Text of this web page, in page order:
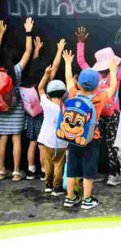
so stärkt,
vermittelt
und
und